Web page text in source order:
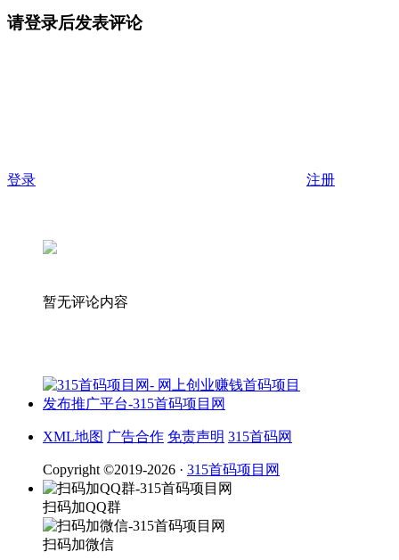
请登录后发表评论
登录 注册
暂无评论内容
XML地图 广告合作 免责声明 315首码网
Copyright ©2019-2026 · 315首码项目网
扫码加QQ群
扫码加微信